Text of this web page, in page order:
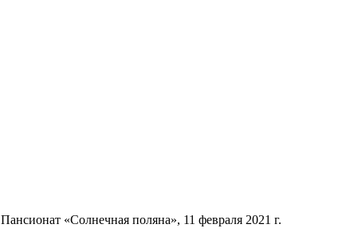
«Солнечная поляна», 11 февраля 2021 г.